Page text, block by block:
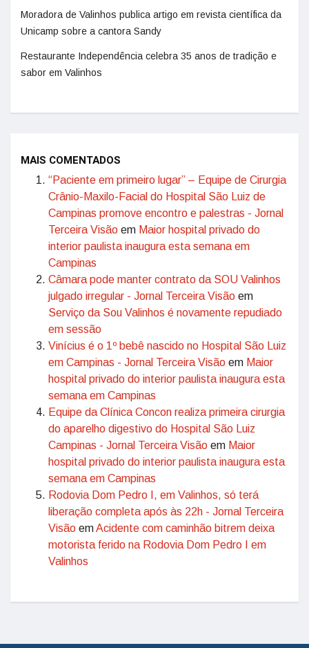
Moradora de Valinhos publica artigo em revista científica da
Unicamp sobre a cantora Sandy
Restaurante Independência celebra 35 anos de tradição e
sabor em Valinhos
MAIS COMENTADOS
“Paciente em primeiro lugar” – Equipe de Cirurgia
Crânio-Maxilo-Facial do Hospital São Luiz de
Campinas promove encontro e palestras - Jornal
Terceira Visão em Maior hospital privado do
interior paulista inaugura esta semana em
Campinas
Câmara pode manter contrato da SOU Valinhos
julgado irregular - Jornal Terceira Visão em
Serviço da Sou Valinhos é novamente repudiado
em sessão
Vinícius é o 1º bebê nascido no Hospital São Luiz
em Campinas - Jornal Terceira Visão em Maior
hospital privado do interior paulista inaugura esta
semana em Campinas
Equipe da Clínica Concon realiza primeira cirurgia
do aparelho digestivo do Hospital São Luiz
Campinas - Jornal Terceira Visão em Maior
hospital privado do interior paulista inaugura esta
semana em Campinas
Rodovia Dom Pedro I, em Valinhos, só terá
liberação completa após às 22h - Jornal Terceira
Visão emAcidente com caminhão bitrem deixa
motorista ferido na Rodovia Dom Pedro I em
Valinhos